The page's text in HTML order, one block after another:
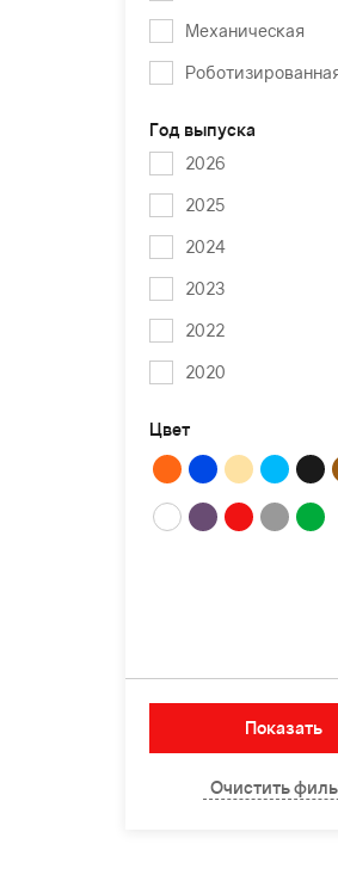
Механическая
Год выпуска
2026
2025
2024
2023
2022
2020
Цвет